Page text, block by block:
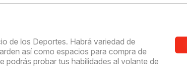
de los Deportes. Habrá variedad de
así como espacios para compra de
podrás probar tus habilidades al volante de